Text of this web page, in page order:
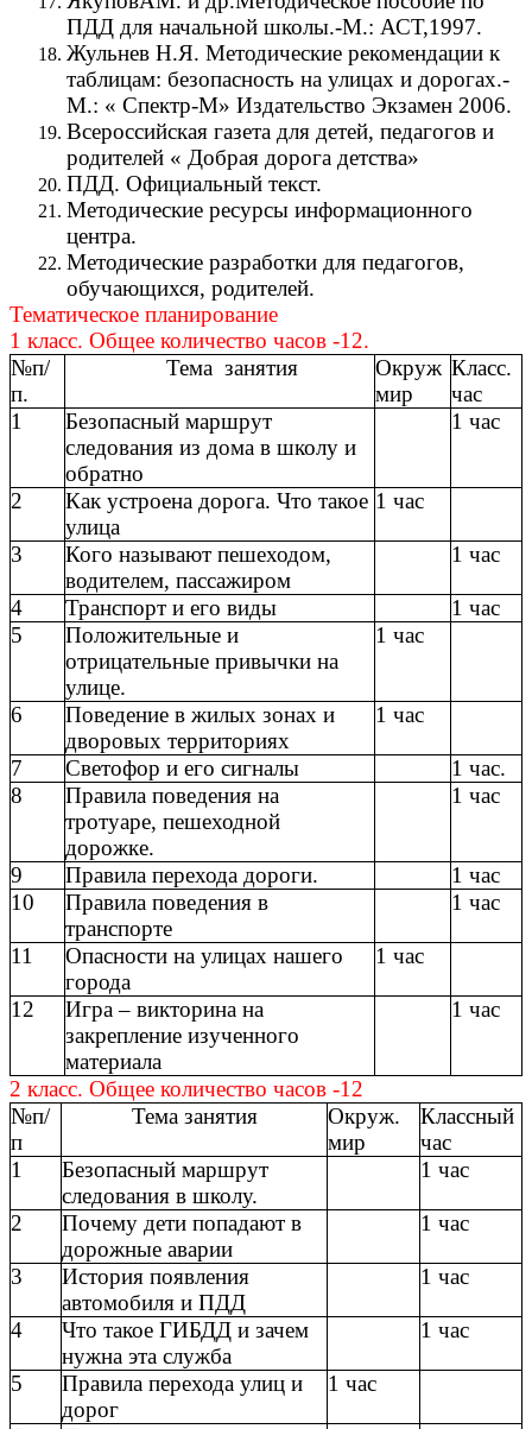
ПДД для начальной школы.-М.: АСТ,1997.
Жульнев Н.Я. Методические рекомендации к
таблицам: безопасность на улицах и дорогах.-
М.: « Спектр-М» Издательство Экзамен 2006.
Всероссийская газета для детей, педагогов и
родителей « Добрая дорога детства»
ПДД. Официальный текст.
Методические ресурсы информационного
центра.
Методические разработки для педагогов,
обучающихся, родителей.
Тематическое планирование
1 класс. Общее количество часов -12.
№п/
п.
Тема занятия
Окруж
мир
Класс.
час
1
Безопасный маршрут
следования из дома в школу и
обратно
1 час
2
Как устроена дорога. Что такое
улица
1 час
3
Кого называют пешеходом,
водителем, пассажиром
1 час
4 Транспорт и его виды
1 час
5
Положительные и
отрицательные привычки на
улице.
1 час
6
Поведение в жилых зонах и
дворовых территориях
1 час
7 Светофор и его сигналы
1 час.
8
Правила поведения на
тротуаре, пешеходной
дорожке.
1 час
9 Правила перехода дороги.
1 час
10
Правила поведения в
транспорте
1 час
11
Опасности на улицах нашего
города
1 час
12
Игра – викторина на
закрепление изученного
материала
1 час
2 класс. Общее количество часов -12
№п/
п
Тема занятия
Окруж.
мир
Классный
час
1
Безопасный маршрут
следования в школу.
1 час
2
Почему дети попадают в
дорожные аварии
1 час
3
История появления
автомобиля и ПДД
1 час
4
Что такое ГИБДД и зачем
нужна эта служба
1 час
5
Правила перехода улиц и
дорог
1 час